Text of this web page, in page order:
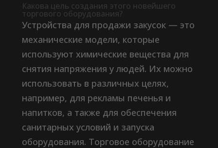
Какова цель создания этого новейшего
торгового оборудования?
Устройства для продажи закусок — это
механические модели, которые
используют химические вещества для
снятия напряжения у людей. Их можно
использовать в различных целях,
например, для рекламы печенья и
напитков, а также для обеспечения
санитарных условий и запуска
оборудования. Торговое оборудование